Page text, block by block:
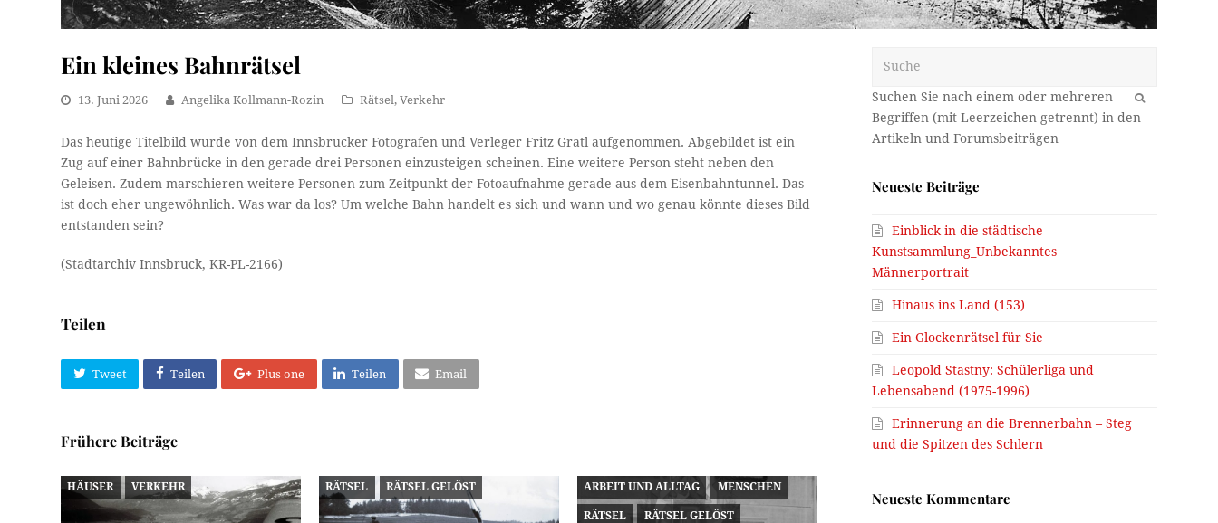
Ein kleines Bahnrätsel
13. Juni 2026 Angelika Kollmann-Rozin Rätsel,Verkehr
Das heutige Titelbild wurde von dem Innsbrucker Fotografen und Verleger Fritz Gratl aufgenommen. Abgebildet ist ein
Zug auf einer Bahnbrücke in den gerade drei Personen einzusteigen scheinen. Eine weitere Person steht neben den
Geleisen. Zudem marschieren weitere Personen zum Zeitpunkt der Fotoaufnahme gerade aus dem Eisenbahntunnel. Das
ist doch eher ungewöhnlich. Was war da los? Um welche Bahn handelt es sich und wann und wo genau könnte dieses Bild
entstanden sein?
(Stadtarchiv Innsbruck, KR-PL-2166)
Teilen
Tweet Teilen Plus one Teilen Email
Frühere Beiträge
HÄUSER VERKEHR RÄTSEL RÄTSEL GELÖST ARBEIT UND ALLTAG MENSCHEN
RÄTSEL RÄTSEL GELÖST
OK
Neueste Beiträge
Einblick in die städtische
Kunstsammlung_Unbekanntes
Männerportrait
Hinaus ins Land (153)
Ein Glockenrätsel für Sie
Leopold Stastny: Schülerliga und
Lebensabend (1975-1996)
Erinnerung an die Brennerbahn – Steg
und die Spitzen des Schlern
Neueste Kommentare